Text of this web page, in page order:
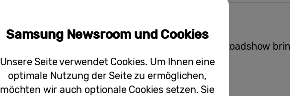
Pressemitteilungen
Bells & Beats: Samsungs musikalische Roadshow
Groove in die Adventszeit
Samsung Newsroom und Cookies
Unsere Seite verwendet Cookies. Um Ihnen eine
optimale Nutzung der Seite zu ermöglichen,
möchten wir auch optionale Cookies setzen. Sie